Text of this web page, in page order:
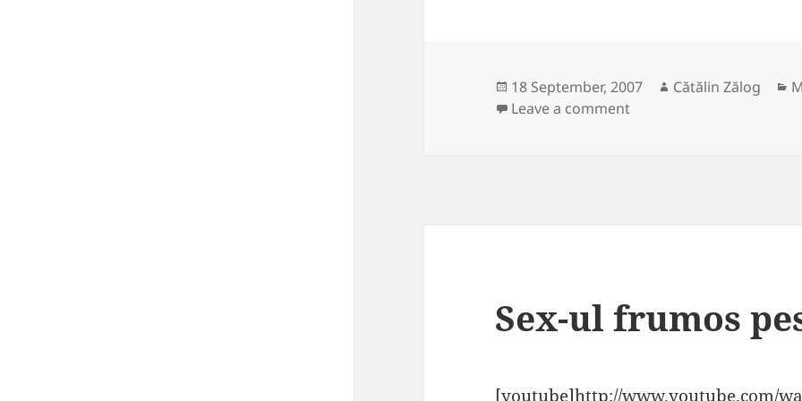
Posted
on
18 September, 2007 Author
Cătălin Zălog
Leave a commenton Chris Brown – MTV
Sex-ul frumos
[youtube]http://www.youtube.com/